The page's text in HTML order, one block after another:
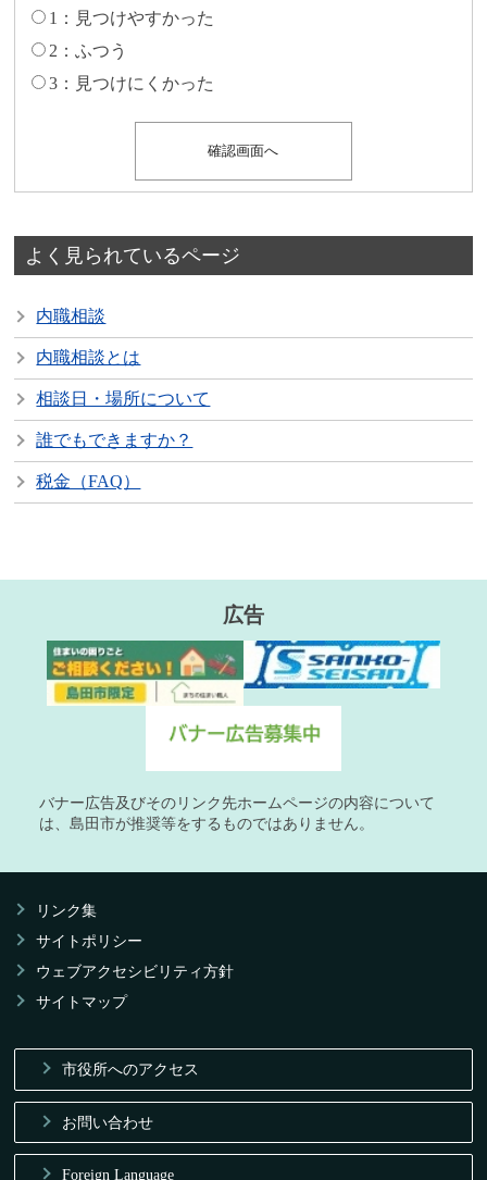
1：見つけやすかった
2：ふつう
3：見つけにくかった
よく見られているページ
内職相談
内職相談とは
相談日・場所について
誰でもできますか？
税金（FAQ）
広告
バナー広告及びそのリンク先ホームページの内容について
は、島田市が推奨等をするものではありません。
リンク集
サイトポリシー
ウェブアクセシビリティ方針
サイトマップ
市役所へのアクセス
お問い合わせ
Foreign Language